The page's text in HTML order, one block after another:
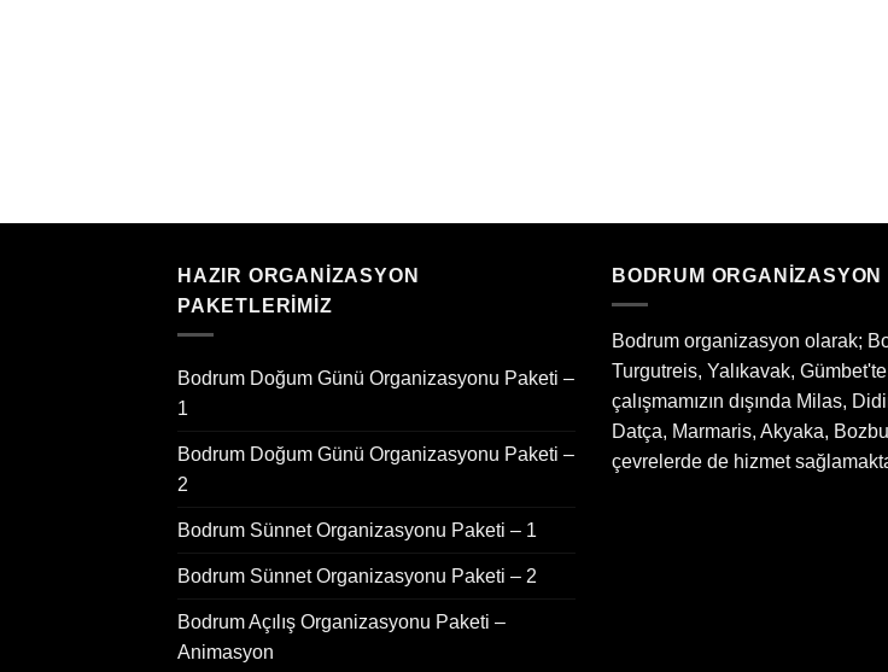
HAZIR ORGANIZASYON
PAKETLERIMIZ
Bodrum Doğum Günü Organizasyonu Paketi –
1
Bodrum Doğum Günü Organizasyonu Paketi –
2
Bodrum Sünnet Organizasyonu Paketi – 1
Bodrum Sünnet Organizasyonu Paketi – 2
Bodrum Açılış Organizasyonu Paketi –
Animasyon
BODRUM ORGANIZASYON
Bodrum organizasyon olarak;
Turgutreis, Yalıkavak,
çalışmamızın dışında Milas,
Datça, Marmaris, Akyaka,
çevrelerde de hizmet